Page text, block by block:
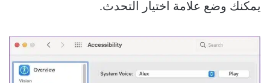
يمكنك وضع علامة اختيار التحدث.